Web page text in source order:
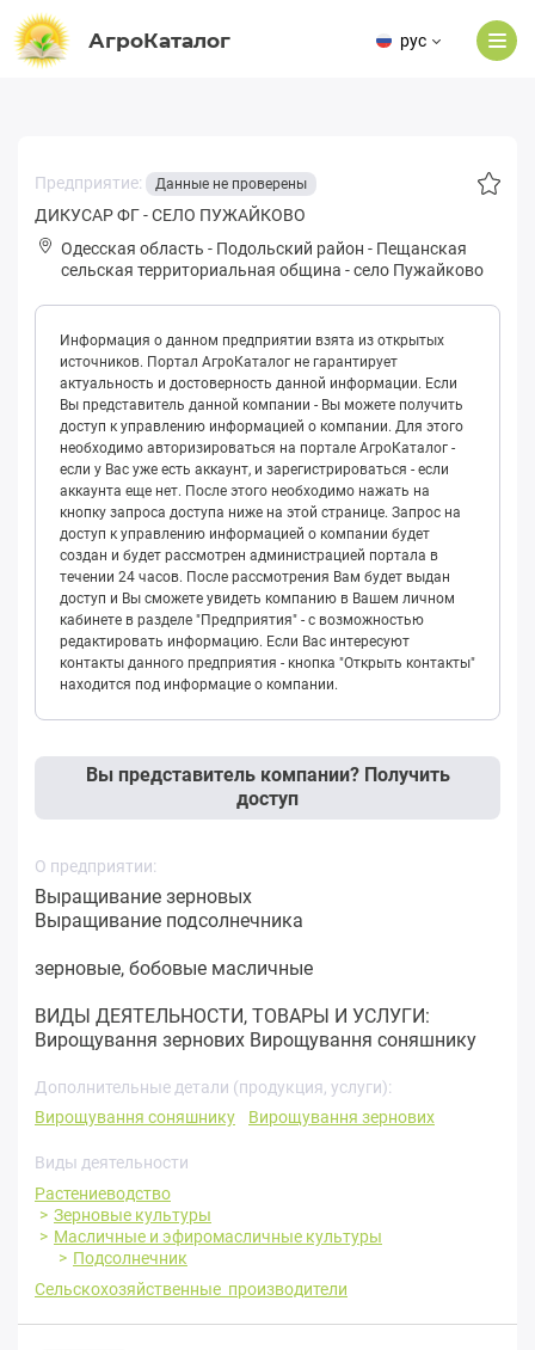
АгроКаталог рус
Предприятие: Данные не проверены
ДИКУСАР ФГ - СЕЛО ПУЖАЙКОВО
Одесская область - Подольский район - Пещaнская
сельская территориальная община -село Пужайково
Информация о данном предприятии взята из открытых
источников. Портал АгроКаталог не гарантирует
актуальность и достоверность данной информации. Если
Вы представитель данной компании - Вы можете получить
доступ к управлению информацией о компании. Для этого
необходимо авторизироваться на портале АгроКаталог -
если у Вас уже есть аккаунт, и зарегистрироваться - если
аккаунта еще нет. После этого необходимо нажать на
кнопку запроса доступа ниже на этой странице. Запрос на
доступ к управлению информацией о компании будет
создан и будет рассмотрен администрацией портала в
течении 24 часов. После рассмотрения Вам будет выдан
доступ и Вы сможете увидеть компанию в Вашем личном
кабинете в разделе "Предприятия" - с возможностью
редактировать информацию. Если Вас интересуют
контакты данного предприятия - кнопка "Открыть контакты"
находится под информацие о компании.
Вы представитель компании? Получить
доступ
О предприятии:
Выращивание зерновых
Выращивание подсолнечника
зерновые, бобовые масличные
ВИДЫ ДЕЯТЕЛЬНОСТИ, ТОВАРЫ И УСЛУГИ:
Вирощування зернових Вирощування соняшнику
Дополнительные детали (продукция, услуги):
Вирощування соняшнику
Вирощування зернових
Виды деятельности
Растениеводство
Зерновые культуры
Масличные и эфиромасличные культуры
Подсолнечник
Сельскохозяйственные производители